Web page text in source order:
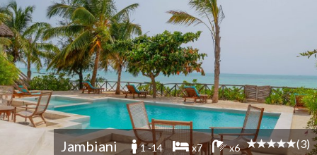
Jambiani 1 -14 x7 x6 (3)